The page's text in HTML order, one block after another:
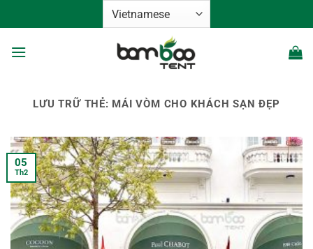
dung
LƯU TRỮ THẺ: MÁI VÒM CHO KHÁCH SẠN ĐẸP
05
Th2